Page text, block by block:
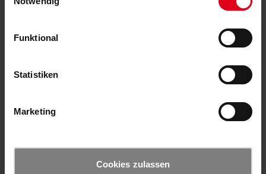
Funktional
Statistiken
Marketing
Cookies zulassen